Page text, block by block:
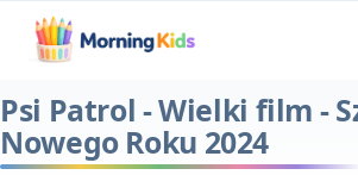
Psi Patrol - Wielki film -
Nowego Roku 2024